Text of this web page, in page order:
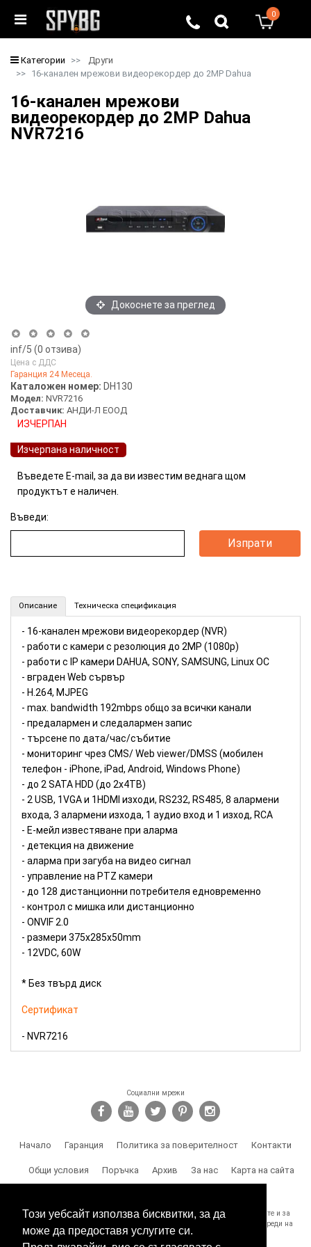
Този уебсайт използва бисквитки, за да
може да предоставя услугите си.
0
Категории
Други
16-канален мрежови видeoрекордер до 2MP Dahua
16-канален мрежови
видeoрекордер до 2MP Dahua
NVR7216
Докоснете за преглед
inf/5 (0 отзива)
Цена с ДДС
Гаранция 24 Месеца.
Каталожен номер: DH130
Модел: NVR7216
Доставчик: АНДИ-Л ЕООД
ИЗЧЕРПАН
Изчерпана наличност
Въведете E-mail, за да ви известим веднага щом
продуктът е наличен.
Въведи:
Описание Техническа спецификация
- 16-канален мрежови видeoрекордер (NVR)
- работи с камери с резолюция до 2MP (1080p)
- работи с IP камери DAHUA, SONY, SAMSUNG, Linux ОС
- вграден Web сървър
- H.264, MJPEG
- max. bandwidth 192mbps общо за всички канали
- предалармен и следалармен запис
- търсене по дата/час/събитие
- мониторинг чрез CMS/ Web viewer/DMSS (мобилен
телефон - iPhone, iPad, Android, Windows Phone)
- до 2 SATA HDD (до 2x4TB)
- 2 USB, 1VGA и 1HDMI изходи, RS232, RS485, 8 алармени
входа, 3 алармени изхода, 1 аудио вход и 1 изход, RCA
- Е-мейл известяване при аларма
- детекция на движение
- аларма при загуба на видео сигнал
- управление на PTZ камери
- до 128 дистанционни потребителя едновременно
- контрол с мишка или дистанционно
- ONVIF 2.0
- размери 375x285x50mm
- 12VDC, 60W
* Без твърд диск
Сертификат
- NVR7216
Социални мрежи
Начало Гаранция Политика за поверителност Контакти
Общи условия Поръчка Архив За нас Карта на сайта
SPY.BG Ви напомня, че носите отговорност за използването на продуктите и за
спазване на законите, както и за злоумишлени и незаконни действия, вреди на
трети лица и др.